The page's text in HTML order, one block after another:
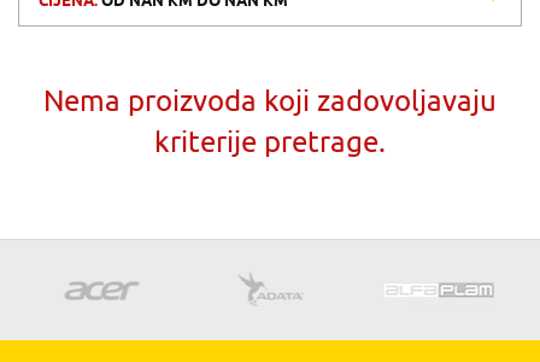
Nema proizvoda koji zadovoljavaju
kriterije pretrage.